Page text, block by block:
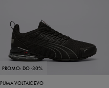
PROMO: DO -30%
PUMA VOLTAIC EVO